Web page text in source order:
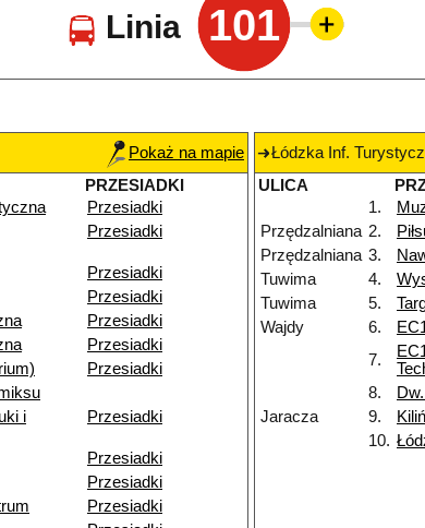
Linia 101
Pokaż na mapie
PRZESIADKI
Przesiadki
Przesiadki
Przesiadki
Przesiadki
Przesiadki
Przesiadki
Przesiadki
i
Przesiadki
Przesiadki
Przesiadki
Przesiadki
Łódzka Inf.
ULICA
1.
Przędzalniana 2.
Przędzalniana 3.
Tuwima
4.
Tuwima
5.
Wajdy
6.
7.
8.
Jaracza
9.
10.